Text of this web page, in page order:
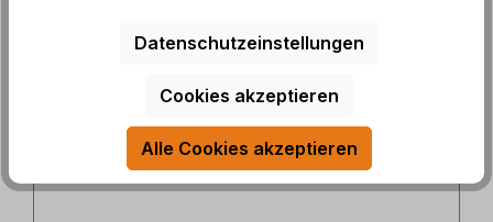
Ducato ab Baujahr 07/2006
Datenschutzeinstellungen
Cookies akzeptieren
Alle Cookies akzeptieren